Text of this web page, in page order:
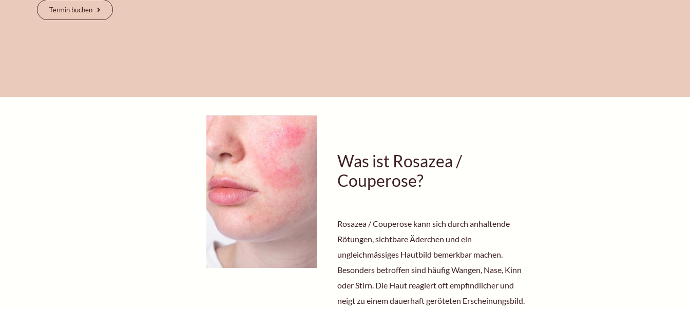
Termin buchen
Was ist Rosazea /
Couperose?
Rosazea / Couperose kann sich durch anhaltende
Rötungen, sichtbare Äderchen und ein
ungleichmässiges Hautbild bemerkbar machen.
Besonders betroffen sind häufig Wangen, Nase, Kinn
oder Stirn. Die Haut reagiert oft empfindlicher und
neigt zu einem dauerhaft geröteten Erscheinungsbild.